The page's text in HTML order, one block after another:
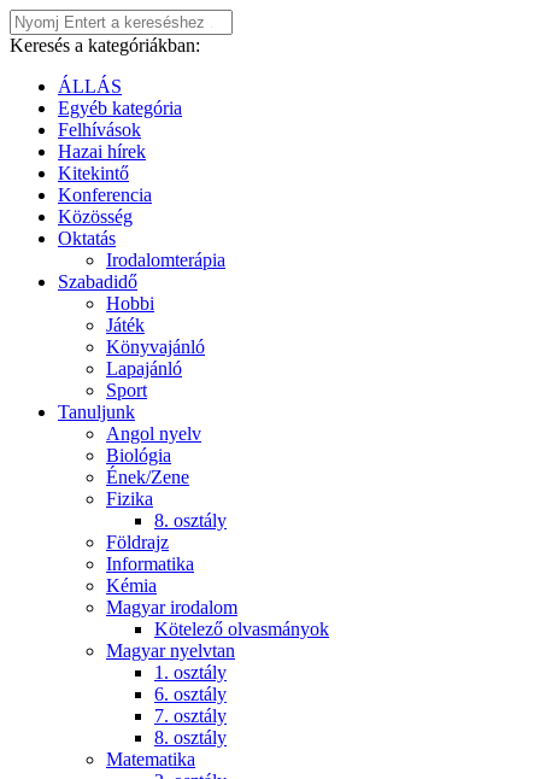
Keresés a kategóriákban:
ÁLLÁS
Egyéb kategória
Felhívások
Hazai hírek
Kitekintő
Konferencia
Közösség
Oktatás
Irodalomterápia
Szabadidő
Hobbi
Játék
Könyvajánló
Lapajánló
Sport
Tanuljunk
Angol nyelv
Biológia
Ének/Zene
Fizika
8. osztály
Földrajz
Informatika
Kémia
Magyar irodalom
Kötelező olvasmányok
Magyar nyelvtan
1. osztály
6. osztály
7. osztály
8. osztály
Matematika